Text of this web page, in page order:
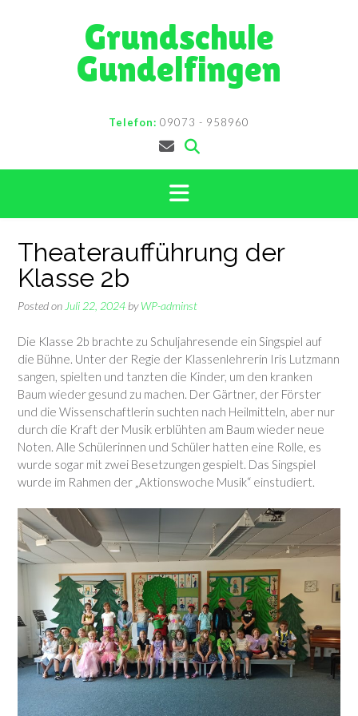
Grundschule
Gundelfingen
Telefon: 09073 - 958960
Theateraufführung der
Klasse 2b
Posted on Juli 22, 2024 byWP-adminst
Die Klasse 2b brachte zu Schuljahresende ein Singspiel auf
die Bühne. Unter der Regie der Klassenlehrerin Iris Lutzmann
sangen, spielten und tanzten die Kinder, um den kranken
Baum wieder gesund zu machen. Der Gärtner, der Förster
und die Wissenschaftlerin suchten nach Heilmitteln, aber nur
durch die Kraft der Musik erblühten am Baum wieder neue
Noten. Alle Schülerinnen und Schüler hatten eine Rolle, es
wurde sogar mit zwei Besetzungen gespielt. Das Singspiel
wurde im Rahmen der „Aktionswoche Musik“ einstudiert.